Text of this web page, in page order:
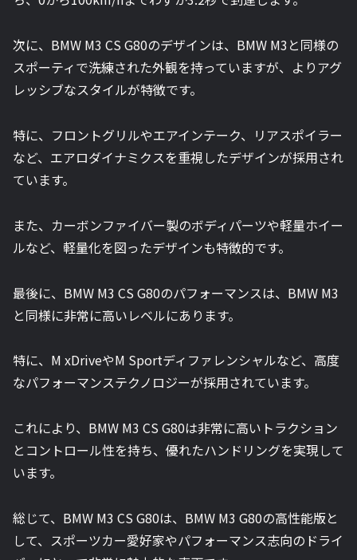
次に、BMW M3 CS G80のデザインは、BMW M3と同様の
スポーティで洗練された外観を持っていますが、よりアグ
レッシブなスタイルが特徴です。
特に、フロントグリルやエアインテーク、リアスポイラー
など、エアロダイナミクスを重視したデザインが採用され
ています。
また、カーボンファイバー製のボディパーツや軽量ホイー
ルなど、軽量化を図ったデザインも特徴的です。
最後に、BMW M3 CS G80のパフォーマンスは、BMW M3
と同様に非常に高いレベルにあります。
特に、M xDriveやM Sportディファレンシャルなど、高度
なパフォーマンステクノロジーが採用されています。
これにより、BMW M3 CS G80は非常に高いトラクション
とコントロール性を持ち、優れたハンドリングを実現して
います。
総じて、BMW M3 CS G80は、BMW M3 G80の高性能版と
して、スポーツカー愛好家やパフォーマンス志向のドライ